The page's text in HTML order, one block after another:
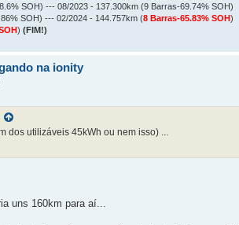
SOH) --- 08/2023 - 137.300km (9 Barras-69.74% SOH)
SOH) --- 02/2024 - 144.757km (8 Barras-65.83% SOH)
) (FIM!)
na ionity
dos utilizáveis 45kWh ou nem isso) ...
uns 160km para aí...